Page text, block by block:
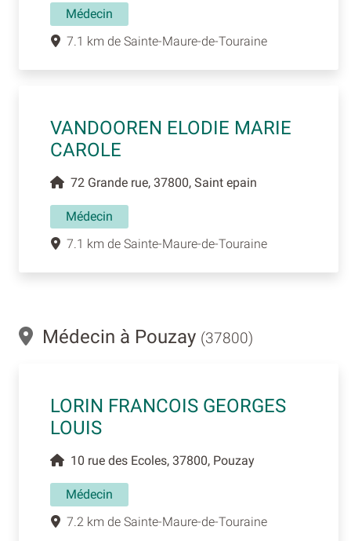
Médecin
7.1 km de Sainte-Maure-de-Touraine
VANDOOREN ELODIE MARIE
CAROLE
72 Grande rue, 37800, Saint epain
Médecin
7.1 km de Sainte-Maure-de-Touraine
Médecin à Pouzay (37800)
LORIN FRANCOIS GEORGES
LOUIS
10 rue des Ecoles, 37800, Pouzay
Médecin
7.2 km de Sainte-Maure-de-Touraine